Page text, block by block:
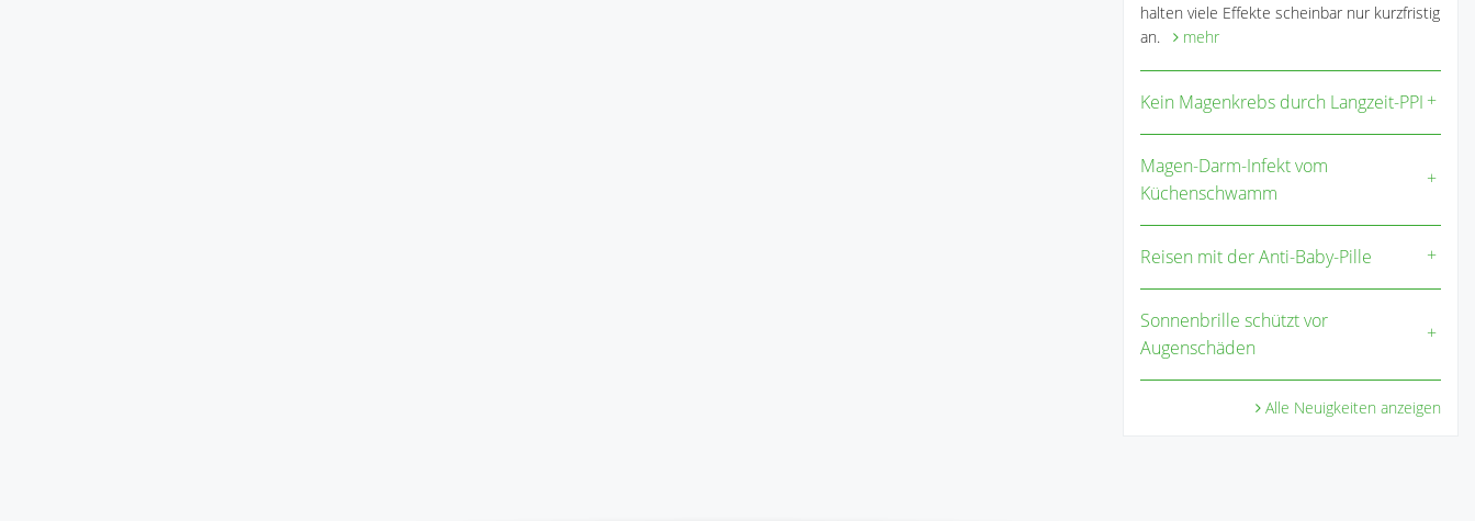
halten viele Effekte scheinbar nur kurzfristig
an.
mehr
Kein Magenkrebs durch Langzeit-PPI
Magen-Darm-Infekt vom
Küchenschwamm
Reisen mit der Anti-Baby-Pille
Sonnenbrille schützt vor
Augenschäden
Alle Neuigkeiten anzeigen